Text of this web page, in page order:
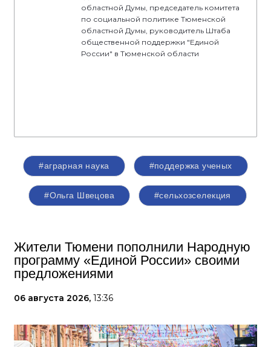
областной Думы, председатель комитета
по социальной политике Тюменской
областной Думы, руководитель Штаба
общественной поддержки "Единой
России" в Тюменской области
#аграрная наука #поддержка ученых
#Ольга Швецова #сельхозселекция
Жители Тюмени пополнили Народную
программу «Единой России» своими
предложениями
06 августа 2026, 13:36